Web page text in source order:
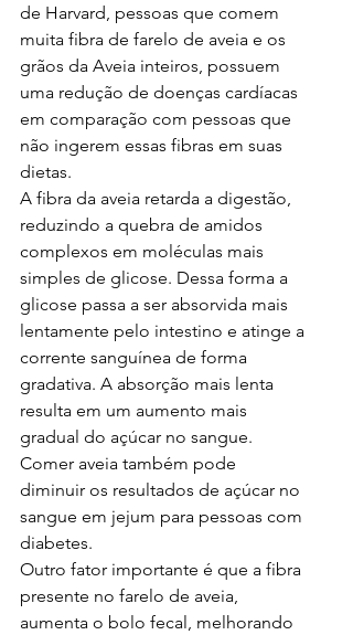
de Harvard, pessoas que comem
muita fibra de farelo de aveia e os
grãos da Aveia inteiros, possuem
uma redução de doenças cardíacas
em comparação com pessoas que
não ingerem essas fibras em suas
dietas.
A fibra da aveia retarda a digestão,
reduzindo a quebra de amidos
complexos em moléculas mais
simples de glicose. Dessa forma a
glicose passa a ser absorvida mais
lentamente pelo intestino e atinge a
corrente sanguínea de forma
gradativa. A absorção mais lenta
resulta em um aumento mais
gradual do açúcar no sangue.
Comer aveia também pode
diminuir os resultados de açúcar no
sangue em jejum para pessoas com
diabetes.
Outro fator importante é que a fibra
presente no farelo de aveia,
aumenta o bolo fecal, melhorando